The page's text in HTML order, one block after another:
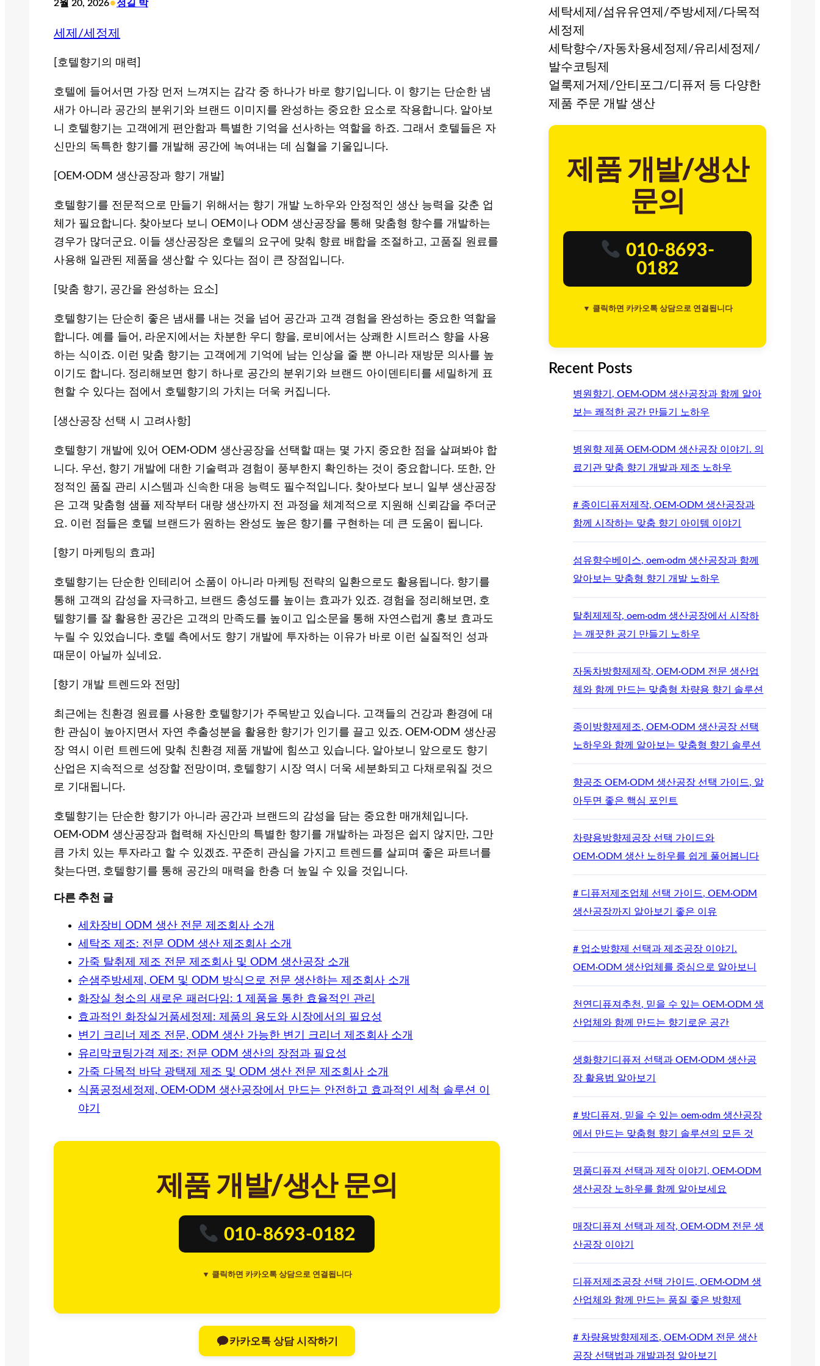
2월 20, 2026•정길 박
세제/세정제
[호텔향기의 매력]
호텔에 들어서면 가장 먼저 느껴지는 감각 중 하나가 바로 향기입니다. 이 향기는 단순한 냄
새가 아니라 공간의 분위기와 브랜드 이미지를 완성하는 중요한 요소로 작용합니다. 알아보
니 호텔향기는 고객에게 편안함과 특별한 기억을 선사하는 역할을 하죠. 그래서 호텔들은 자
신만의 독특한 향기를 개발해 공간에 녹여내는 데 심혈을 기울입니다.
[OEM·ODM 생산공장과 향기 개발]
호텔향기를 전문적으로 만들기 위해서는 향기 개발 노하우와 안정적인 생산 능력을 갖춘 업
체가 필요합니다. 찾아보다 보니 OEM이나 ODM 생산공장을 통해 맞춤형 향수를 개발하는
경우가 많더군요. 이들 생산공장은 호텔의 요구에 맞춰 향료 배합을 조절하고, 고품질 원료를
사용해 일관된 제품을 생산할 수 있다는 점이 큰 장점입니다.
[맞춤 향기, 공간을 완성하는 요소]
호텔향기는 단순히 좋은 냄새를 내는 것을 넘어 공간과 고객 경험을 완성하는 중요한 역할을
합니다. 예를 들어, 라운지에서는 차분한 우디 향을, 로비에서는 상쾌한 시트러스 향을 사용
하는 식이죠. 이런 맞춤 향기는 고객에게 기억에 남는 인상을 줄 뿐 아니라 재방문 의사를 높
이기도 합니다. 정리해보면 향기 하나로 공간의 분위기와 브랜드 아이덴티티를 세밀하게 표
현할 수 있다는 점에서 호텔향기의 가치는 더욱 커집니다.
[생산공장 선택 시 고려사항]
호텔향기 개발에 있어 OEM·ODM 생산공장을 선택할 때는 몇 가지 중요한 점을 살펴봐야 합
니다. 우선, 향기 개발에 대한 기술력과 경험이 풍부한지 확인하는 것이 중요합니다. 또한, 안
정적인 품질 관리 시스템과 신속한 대응 능력도 필수적입니다. 찾아보다 보니 일부 생산공장
은 고객 맞춤형 샘플 제작부터 대량 생산까지 전 과정을 체계적으로 지원해 신뢰감을 주더군
요. 이런 점들은 호텔 브랜드가 원하는 완성도 높은 향기를 구현하는 데 큰 도움이 됩니다.
[향기 마케팅의 효과]
호텔향기는 단순한 인테리어 소품이 아니라 마케팅 전략의 일환으로도 활용됩니다. 향기를
통해 고객의 감성을 자극하고, 브랜드 충성도를 높이는 효과가 있죠. 경험을 정리해보면, 호
텔향기를 잘 활용한 공간은 고객의 만족도를 높이고 입소문을 통해 자연스럽게 홍보 효과도
누릴 수 있었습니다. 호텔 측에서도 향기 개발에 투자하는 이유가 바로 이런 실질적인 성과
때문이 아닐까 싶네요.
[향기 개발 트렌드와 전망]
최근에는 친환경 원료를 사용한 호텔향기가 주목받고 있습니다. 고객들의 건강과 환경에 대
한 관심이 높아지면서 자연 추출성분을 활용한 향기가 인기를 끌고 있죠. OEM·ODM 생산공
장 역시 이런 트렌드에 맞춰 친환경 제품 개발에 힘쓰고 있습니다. 알아보니 앞으로도 향기
산업은 지속적으로 성장할 전망이며, 호텔향기 시장 역시 더욱 세분화되고 다채로워질 것으
로 기대됩니다.
호텔향기는 단순한 향기가 아니라 공간과 브랜드의 감성을 담는 중요한 매개체입니다.
OEM·ODM 생산공장과 협력해 자신만의 특별한 향기를 개발하는 과정은 쉽지 않지만, 그만
큼 가치 있는 투자라고 할 수 있겠죠. 꾸준히 관심을 가지고 트렌드를 살피며 좋은 파트너를
찾는다면, 호텔향기를 통해 공간의 매력을 한층 더 높일 수 있을 것입니다.
다른 추천 글
세차장비 ODM 생산 전문 제조회사 소개
세탁조 제조: 전문 ODM 생산 제조회사 소개
가죽 탈취제 제조 전문 제조회사 및 ODM 생산공장 소개
순샘주방세제, OEM 및 ODM 방식으로 전문 생산하는 제조회사 소개
화장실 청소의 새로운 패러다임: 1 제품을 통한 효율적인 관리
효과적인 화장실거품세정제: 제품의 용도와 시장에서의 필요성
변기 크리너 제조 전문, ODM 생산 가능한 변기 크리너 제조회사 소개
유리막코팅가격 제조: 전문 ODM 생산의 장점과 필요성
가죽 다목적 바닥 광택제 제조 및 ODM 생산 전문 제조회사 소개
식품공정세정제, OEM·ODM 생산공장에서 만드는 안전하고 효과적인 세척 솔루션 이
야기
제품 개발/생산 문의
010-8693-0182
▼ 클릭하면 카카오톡 상담으로 연결됩니다
카카오톡 상담 시작하기
세탁세제/섬유유연제/주방세제/다목적
세정제
세탁향수/자동차용세정제/유리세정제/
발수코팅제
얼룩제거제/안티포그/디퓨저 등 다양한
제품 주문 개발 생산
제품 개발/생산
문의
010-8693-
0182
▼ 클릭하면 카카오톡 상담으로 연결됩니다
Recent Posts
병원향기, OEM·ODM 생산공장과 함께 알아
보는 쾌적한 공간 만들기 노하우
병원향 제품 OEM·ODM 생산공장 이야기. 의
료기관 맞춤 향기 개발과 제조 노하우
# 종이디퓨저제작, OEM·ODM 생산공장과
함께 시작하는 맞춤 향기 아이템 이야기
섬유향수베이스, oem·odm 생산공장과 함께
알아보는 맞춤형 향기 개발 노하우
탈취제제작, oem·odm 생산공장에서 시작하
는 깨끗한 공기 만들기 노하우
자동차방향제제작, OEM·ODM 전문 생산업
체와 함께 만드는 맞춤형 차량용 향기 솔루션
종이방향제제조, OEM·ODM 생산공장 선택
노하우와 함께 알아보는 맞춤형 향기 솔루션
향공조 OEM·ODM 생산공장 선택 가이드, 알
아두면 좋은 핵심 포인트
차량용방향제공장 선택 가이드와
OEM·ODM 생산 노하우를 쉽게 풀어봅니다
# 디퓨저제조업체 선택 가이드, OEM·ODM
생산공장까지 알아보기 좋은 이유
# 업소방향제 선택과 제조공장 이야기.
OEM·ODM 생산업체를 중심으로 알아보니
천연디퓨져추천, 믿을 수 있는 OEM·ODM 생
산업체와 함께 만드는 향기로운 공간
생화향기디퓨저 선택과 OEM·ODM 생산공
장 활용법 알아보기
# 방디퓨져, 믿을 수 있는 oem·odm 생산공장
에서 만드는 맞춤형 향기 솔루션의 모든 것
명품디퓨져 선택과 제작 이야기, OEM·ODM
생산공장 노하우를 함께 알아보세요
매장디퓨져 선택과 제작, OEM·ODM 전문 생
산공장 이야기
디퓨저제조공장 선택 가이드, OEM·ODM 생
산업체와 함께 만드는 품질 좋은 방향제
# 차량용방향제제조, OEM·ODM 전문 생산
공장 선택법과 개발과정 알아보기